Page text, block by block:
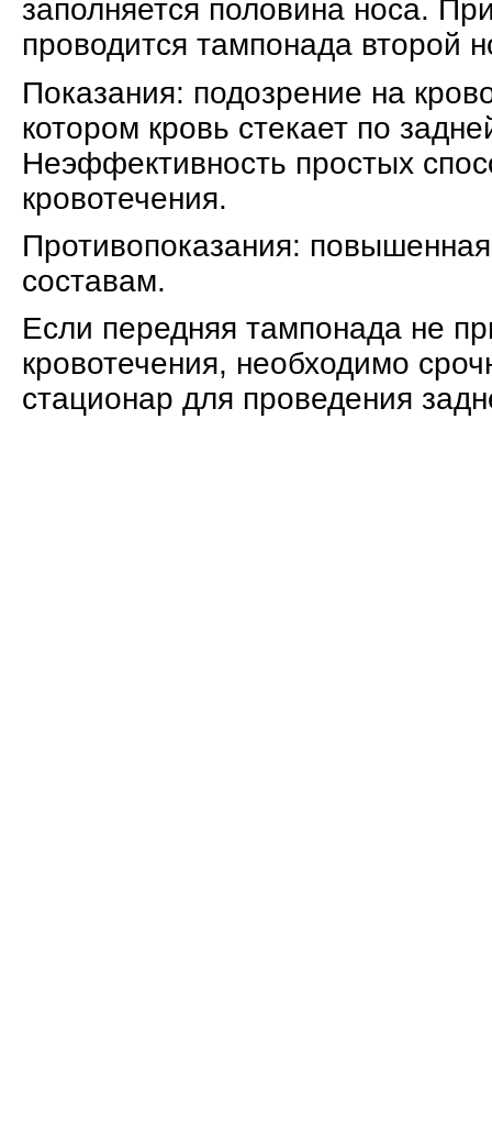
заполняется половина носа.
проводится тампонада второй
Показания: подозрение на
котором кровь стекает по
Неэффективность простых
кровотечения.
Противопоказания: повышенная
составам.
Если передняя тампонада не
кровотечения, необходимо
стационар для проведения